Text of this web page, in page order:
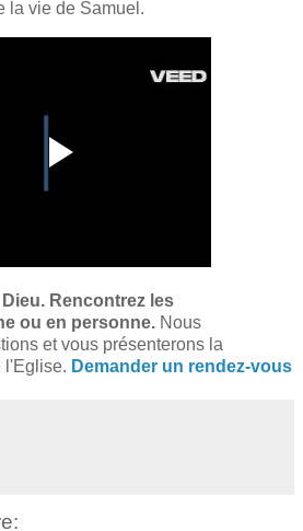
la vie de Samuel.
Rencontrez les
ou en personne. Nous
et vous présenterons la
l'Eglise. Demander un rendez-vous